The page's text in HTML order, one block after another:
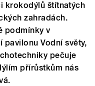
krokodýlů štítnatých
zahradách.
podmínky v
pavilonu Vodní světy,
pečuje
přírůstkům nás